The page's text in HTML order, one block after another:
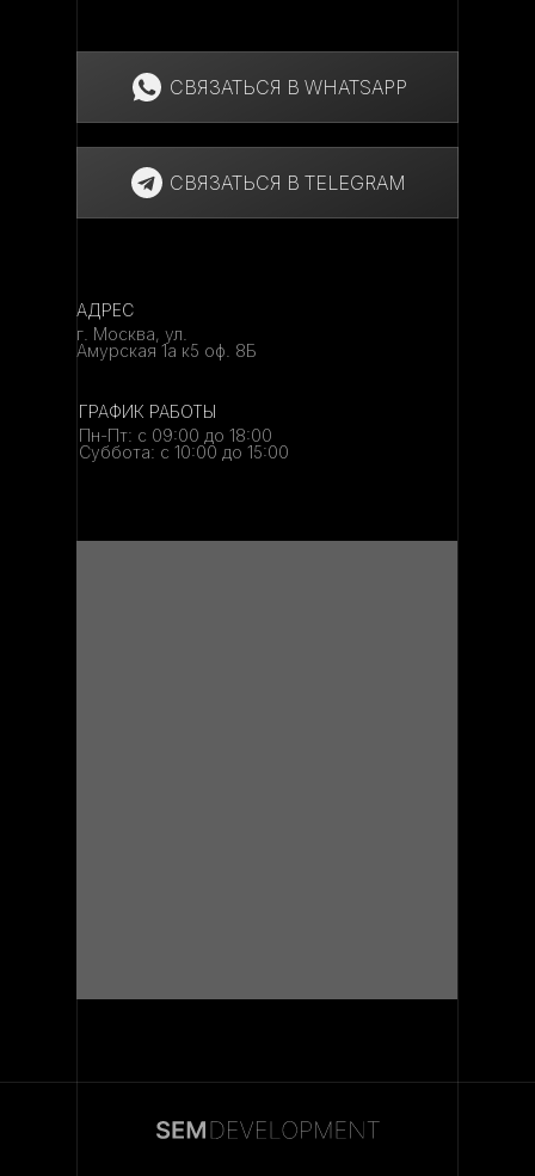
ГРАФИК РАБОТЫ
Пн-Пт: с 09:00 до 18:00
Суббота: с 10:00 до 15:00
г. Москва, ул.
Амурская 1а к5 оф. 8Б
АДРЕС
СВЯЗАТЬСЯ В WHATSAPP
СВЯЗАТЬСЯ В TELEGRAM